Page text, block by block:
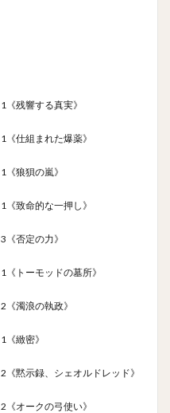
1《残響する真実》
1《仕組まれた爆薬》
1《狼狽の嵐》
1《致命的な一押し》
3《否定の力》
1《トーモッドの墓所》
2《濁浪の執政》
1《緻密》
2《黙示録、シェオルドレッド》
2《オークの弓使い》